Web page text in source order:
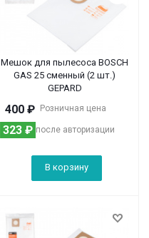
Мешок для пылесоса BOSCH
GAS 25 сменный (2 шт.)
GEPARD
Розничная цена
400 ₽
после авторизации
323 ₽
В корзину